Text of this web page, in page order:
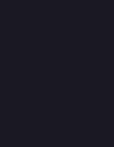
parlementaire
associ
un colloque
du Podcast